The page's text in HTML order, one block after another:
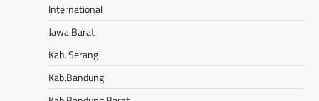
International
Jawa Barat
Kab. Serang
Kab.Bandung